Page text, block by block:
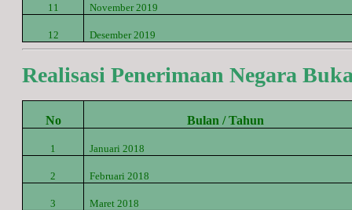
11 November 2019
12 Desember 2019
Realisasi Penerimaan Negara
No Bulan / Tahun
1 Januari 2018
2 Februari 2018
3 Maret 2018